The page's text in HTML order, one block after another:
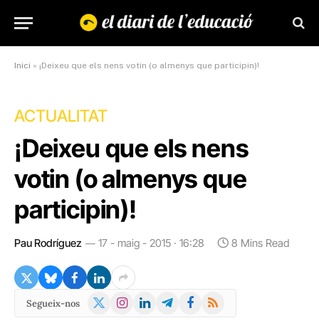
Inici » ¡Deixeu que els nens votin (o almenys que participin)!
ACTUALITAT
¡Deixeu que els nens
votin (o almenys que
participin)!
Pau Rodríguez 17 - maig - 2015 · 16:28 8 Mins Read
Segueix-nos
X
Instagram
LinkedInTelegramFacebook
RSS